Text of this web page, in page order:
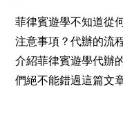
菲律賓遊學不知道從
注意事項？代辦的流
介紹菲律賓遊學代辦
們絕不能錯過這篇文章